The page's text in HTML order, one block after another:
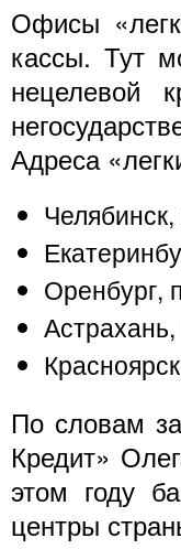
Офисы
кассы. Тут
нецелевой
Адреса
Оренбург,
По словам
Кредит»
этом году
центры